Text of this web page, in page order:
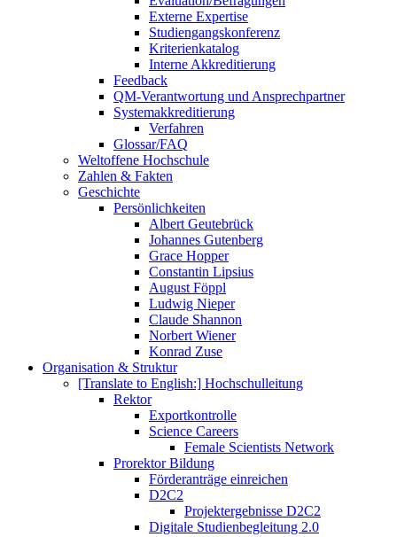
Externe Expertise
Studiengangskonferenz
Kriterienkatalog
Interne Akkreditierung
Feedback
QM-Verantwortung und Ansprechpartner
Systemakkreditierung
Verfahren
Glossar/FAQ
Weltoffene Hochschule
Zahlen & Fakten
Geschichte
Persönlichkeiten
Albert Geutebrück
Johannes Gutenberg
Grace Hopper
Constantin Lipsius
August Föppl
Ludwig Nieper
Claude Shannon
Norbert Wiener
Konrad Zuse
Organisation & Struktur
[Translate to English:] Hochschulleitung
Rektor
Exportkontrolle
Science Careers
Female Scientists Network
Prorektor Bildung
Förderanträge einreichen
D2C2
Projektergebnisse D2C2
Digitale Studienbegleitung 2.0